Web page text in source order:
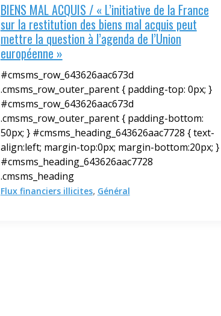
BIENS MAL ACQUIS / « L’initiative de la France
sur la restitution des biens mal acquis peut
mettre la question à l’agenda de l’Union
européenne »
#cmsms_row_643626aac673d
.cmsms_row_outer_parent { padding-top: 0px; }
#cmsms_row_643626aac673d
.cmsms_row_outer_parent { padding-bottom:
50px; } #cmsms_heading_643626aac7728 { text-
align:left; margin-top:0px; margin-bottom:20px; }
#cmsms_heading_643626aac7728
.cmsms_heading
Flux financiers illicites, Général